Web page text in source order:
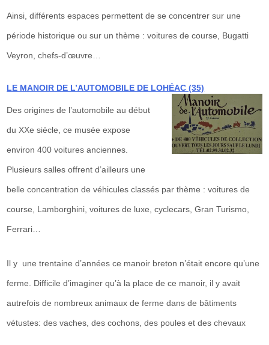
Ainsi, différents espaces permettent de se concentrer sur une
période historique ou sur un thème : voitures de course, Bugatti
Veyron, chefs-d’œuvre…
LE MANOIR DE L’AUTOMOBILE DE LOHÉAC (35)
Des origines de l’automobile au début
du XXe siècle, ce musée expose
environ 400 voitures anciennes.
Plusieurs salles offrent d’ailleurs une
belle concentration de véhicules classés par thème : voitures de
course, Lamborghini, voitures de luxe, cyclecars, Gran Turismo,
Ferrari…
Il y une trentaine d’années ce manoir breton n’était encore qu’une
ferme . Difficile d’imaginer qu’à la place de ce manoir, il y avait
autrefois de nombreux animaux de ferme dans de bâtiments
vétustes: des vaches, des cochons, des poules et des chevaux